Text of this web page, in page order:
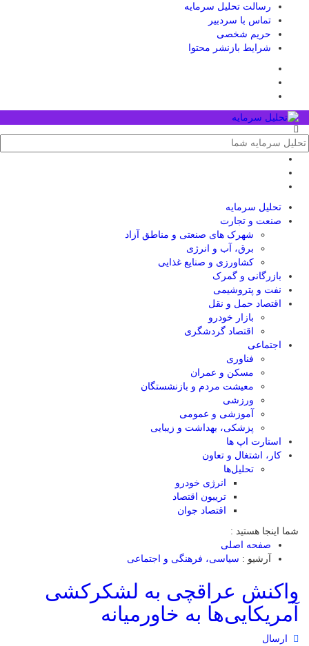
رسالت تحلیل سرمایه
تماس با سردبیر
حریم شخصی
شرایط بازنشر محتوا
تحلیل‌ سرمایه
صنعت و تجارت
شهرک های صنعتی و مناطق آزاد
برق، آب و انرژی
کشاورزی و صنایع غذایی
بازرگانی و گمرک
نفت و پتروشیمی
اقتصاد حمل و نقل
بازار خودرو
اقتصاد گردشگری
اجتماعی
فناوری
مسکن و عمران
معیشت مردم و بازنشستگان
ورزشی
آموزشی و عمومی
پزشکی، بهداشت و زیبایی
استارت اپ ها
کار، اشتغال و تعاون
تحلیل‌ها
انرژی خودرو
تریبون اقتصاد
اقتصاد جوان
شما اینجا هستید :
صفحه اصلی
آرشیو : سیاسی، فرهنگی و اجتماعی
واکنش عراقچی به لشکرکشی
آمریکایی‌ها به خاورمیانه
ارسال